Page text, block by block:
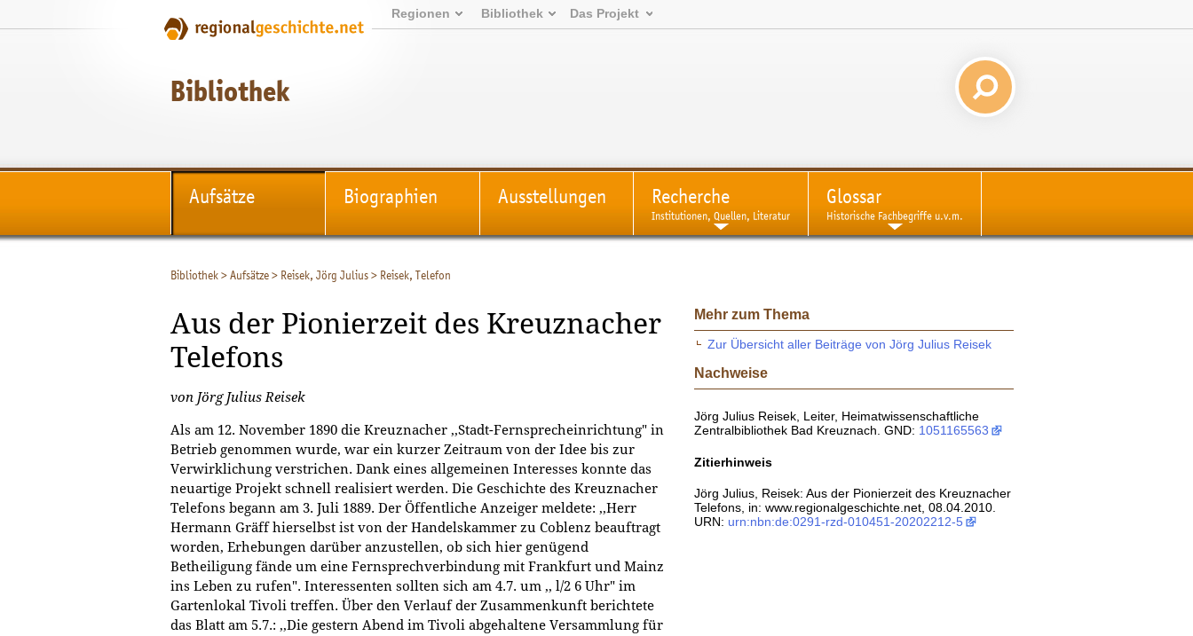
Regionen Bibliothek Das Projekt
Bibliothek
Aufsätze Biographien Ausstellungen Recherche
Institutionen, Quellen, Literatur
Glossar
Historische Fachbegriffe u.v.m.
Bibliothek>Aufsätze> Reisek, Jörg Julius> Reisek, Telefon
Aus der Pionierzeit des Kreuznacher
Telefons
von Jörg Julius Reisek
Als am 12. November 1890 die Kreuznacher ,,Stadt-Fernsprecheinrichtung" in
Betrieb genommen wurde, war ein kurzer Zeitraum von der Idee bis zur
Verwirklichung verstrichen. Dank eines allgemeinen Interesses konnte das
neuartige Projekt schnell realisiert werden. Die Geschichte des Kreuznacher
Telefons begann am 3. Juli 1889. Der Öffentliche Anzeiger meldete: ,,Herr
Hermann Gräff hierselbst ist von der Handelskammer zu Coblenz beauftragt
worden, Erhebungen darüber anzustellen, ob sich hier genügend
Betheiligung fände um eine Fernsprechverbindung mit Frankfurt und Mainz
ins Leben zu rufen". Interessenten sollten sich am 4.7. um ,, l/2 6 Uhr" im
Gartenlokal Tivoli treffen. Über den Verlauf der Zusammenkunft berichtete
das Blatt am 5.7.: ,,Die gestern Abend im Tivoli abgehaltene Versammlung für
Mehr zum Thema
Zur Übersicht aller Beiträge von Jörg Julius Reisek
Nachweise
Jörg Julius Reisek, Leiter, Heimatwissenschaftliche
Zentralbibliothek Bad Kreuznach. GND: 1051165563
Zitierhinweis
Jörg Julius, Reisek: Aus der Pionierzeit des Kreuznacher
Telefons, in: www.regionalgeschichte.net, 08.04.2010.
URN: urn:nbn:de:0291-rzd-010451-20202212-5